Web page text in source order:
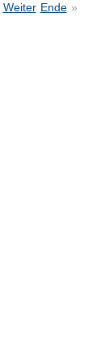
Weiter Ende »